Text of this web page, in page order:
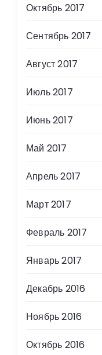
Октябрь 2017
Сентябрь 2017
Август 2017
Июль 2017
Июнь 2017
Май 2017
Апрель 2017
Март 2017
Февраль 2017
Январь 2017
Декабрь 2016
Ноябрь 2016
Октябрь 2016